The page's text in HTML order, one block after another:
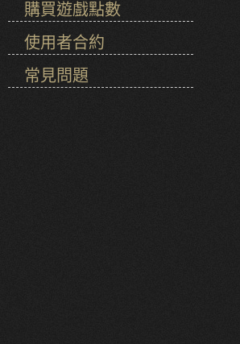
購買遊戲點數
使用者合約
常見問題